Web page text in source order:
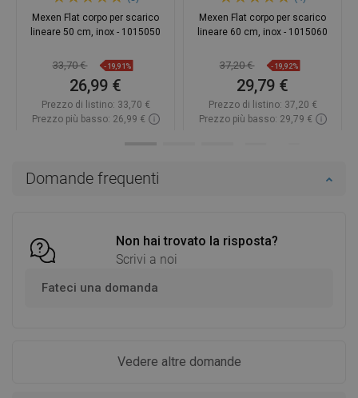
Domande frequenti
Non hai trovato la risposta?
Scrivi a noi
Fateci una domanda
Vedere altre domande
Mexen Flat corpo per scarico
lineare 50 cm, inox - 1015050
33,70 € -19,91%
26,99 €
Prezzo di listino: 33,70 €
Prezzo più basso: 26,99 €
Mexen Flat corpo per scarico
lineare 60 cm, inox - 1015060
37,20 € -19,92%
29,79 €
Prezzo di listino: 37,20 €
Prezzo più basso: 29,79 €